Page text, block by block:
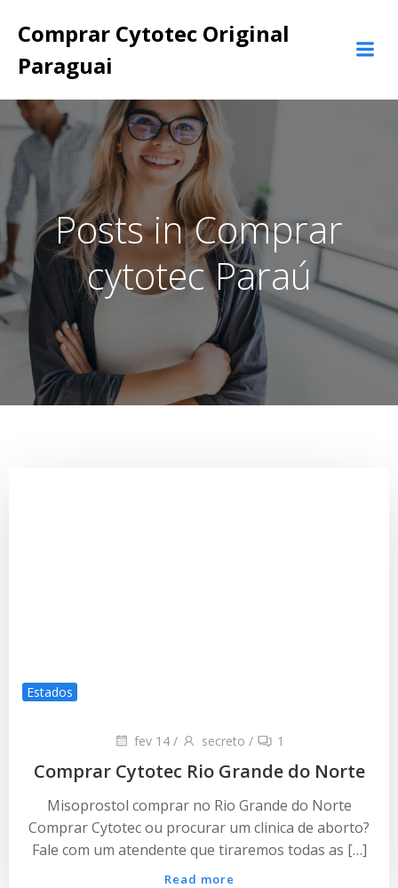
para
Comprar Cytotec Original
Paraguai
Posts in Comprar
cytotec Paraú
Estados
fev 14 / secreto / 1
Comprar Cytotec Rio Grande do Norte
Misoprostol comprar no Rio Grande do Norte
Comprar Cytotec ou procurar um clinica de aborto?
Fale com um atendente que tiraremos todas as […]
Read more